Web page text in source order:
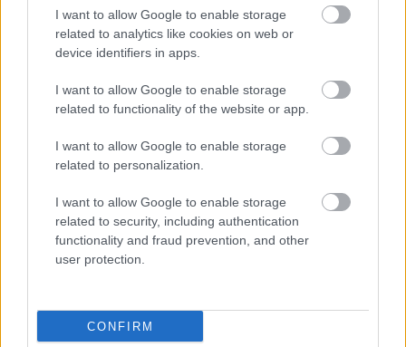
I want to allow Google to enable storage
related to analytics like cookies on web or
device identifiers in apps.
I want to allow Google to enable storage
related to functionality of the website or app.
I want to allow Google to enable storage
related to personalization.
I want to allow Google to enable storage
related to security, including authentication
functionality and fraud prevention, and other
user protection.
CONFIRM
Túlfogyasztás napja - július 30-ra felhasználta az
emberiség a Föld egész évre elegendő erőforrásait
Ma van idén a túlfogyasztás világnapja: az emberiség eddigre
bolygónk egy év alatt képes megújítani. Ettől a naptól kezdve
ökológiai értelemben már „hitelből élünk” – hívta fel a figyelmet
HIRDETÉS